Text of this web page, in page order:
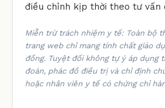
điều chỉnh kịp thời theo tư vấn
Miễn trừ trách nhiệm y tế: Toàn bộ
trang web chỉ mang tính chất giáo
đồng. Tuyệt đối không tự ý áp dụng
đoán, phác đồ điều trị và chỉ định
hoặc nhân viên y tế có chứng chỉ